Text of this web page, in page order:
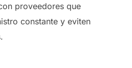
proveedores que
constante y eviten